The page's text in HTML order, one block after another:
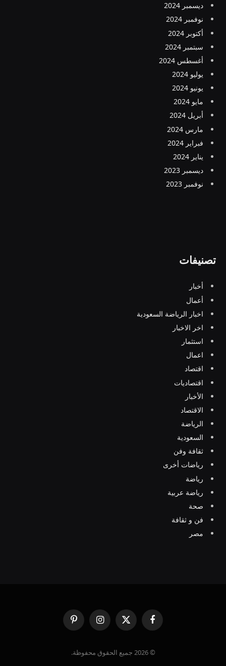
ديسمبر 2024
نوفمبر 2024
أكتوبر 2024
سبتمبر 2024
أغسطس 2024
يوليو 2024
يونيو 2024
مايو 2024
أبريل 2024
مارس 2024
فبراير 2024
يناير 2024
ديسمبر 2023
نوفمبر 2023
تصنيفات
أخبار
أعمال
اخبار الرياضة السعودية
اخر الاخبار
استثمار
اعمال
اقتصاد
اقتصاديات
الأخبار
الاقتصاد
الرياضة
السعودية
ثقافة وفن
رياضات أخرى
رياضة
رياضة عربية
صحة
فن و ثقافة
مصر
فيسبوك
X
(Twitter)
الانستغرامبينتيريست
© 2026 جميع الحقوق محفوظة.